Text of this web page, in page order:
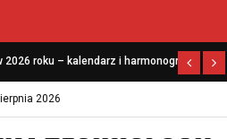
2026 roku – kalendarz i harmonogram
2026